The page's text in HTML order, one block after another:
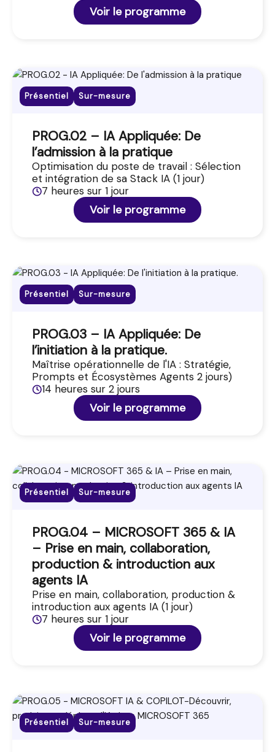
Voir le programme
Présentiel Sur-mesure
PROG.02 – IA Appliquée: De
l’admission à la pratique
Optimisation du poste de travail : Sélection
et intégration de sa Stack IA (1 jour)
7 heures sur 1 jour
Voir le programme
Présentiel Sur-mesure
PROG.03 – IA Appliquée: De
l’initiation à la pratique.
Maîtrise opérationnelle de l'IA : Stratégie,
Prompts et Écosystèmes Agents 2 jours)
14 heures sur 2 jours
Voir le programme
Présentiel Sur-mesure
PROG.04 – MICROSOFT 365 & IA
– Prise en main, collaboration,
production & introduction aux
agents IA
Prise en main, collaboration, production &
introduction aux agents IA (1 jour)
7 heures sur 1 jour
Voir le programme
Présentiel Sur-mesure